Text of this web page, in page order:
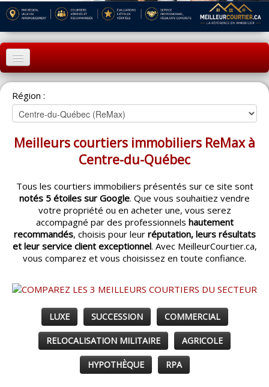
ACCUEIL
MONTRÉAL
QUÉBEC
LAVAL
CATÉGORIES▼
ACHETEUR / VENDEUR▼
ENTREPRENEURS▼
ESPACE COURTIER ▼
Région :
Meilleurs courtiers immobiliers ReMax à
Centre-du-Québec
Tous les courtiers immobiliers présentés sur ce site sont
notés 5 étoiles sur Google. Que vous souhaitiez vendre
votre propriété ou en acheter une, vous serez
accompagné par des professionnels hautement
recommandés, choisis pour leur réputation, leurs résultats
et leur service client exceptionnel. Avec MeilleurCourtier.ca,
vous comparez et vous choisissez en toute confiance.
LUXE SUCCESSION COMMERCIAL
RELOCALISATION MILITAIRE AGRICOLE
HYPOTHÈQUE RPA